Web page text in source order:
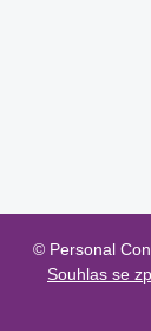
© Personal
Souhlas se